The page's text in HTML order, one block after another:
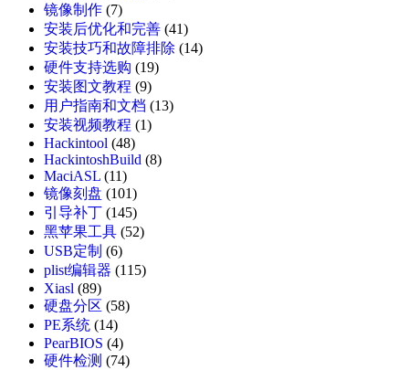
镜像制作 (7)
安装后优化和完善 (41)
安装技巧和故障排除 (14)
硬件支持选购 (19)
安装图文教程 (9)
用户指南和文档 (13)
安装视频教程 (1)
Hackintool (48)
HackintoshBuild (8)
MaciASL (11)
镜像刻盘 (101)
引导补丁 (145)
黑苹果工具 (52)
USB定制 (6)
plist编辑器 (115)
Xiasl (89)
硬盘分区 (58)
PE系统 (14)
PearBIOS (4)
硬件检测 (74)